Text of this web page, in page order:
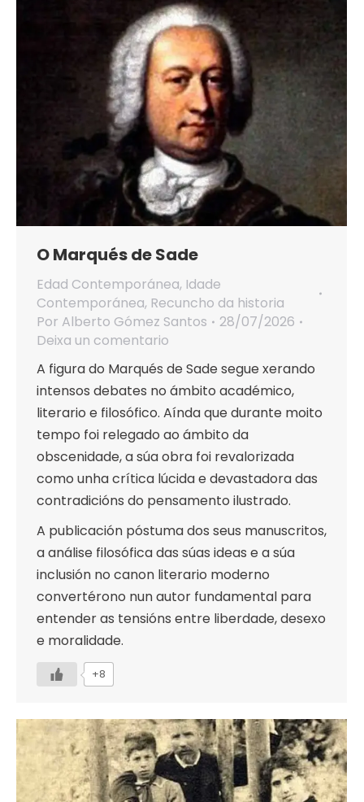
O Marqués de Sade
Edad Contemporánea, Idade
Contemporánea, Recuncho da historia
Por Alberto Gómez Santos
28/07/2026
Deixa un comentario
A figura do Marqués de Sade segue xerando
intensos debates no ámbito académico,
literario e filosófico. Aínda que durante moito
tempo foi relegado ao ámbito da
obscenidade, a súa obra foi revalorizada
como unha crítica lúcida e devastadora das
contradicións do pensamento ilustrado.
A publicación póstuma dos seus manuscritos,
a análise filosófica das súas ideas e a súa
inclusión no canon literario moderno
convertérono nun autor fundamental para
entender as tensións entre liberdade, desexo
e moralidade.
+8